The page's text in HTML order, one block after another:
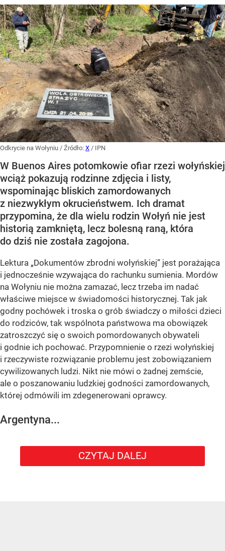
Odkrycie na Wołyniu / Źródło: X / IPN
W Buenos Aires potomkowie ofiar rzezi wołyńskiej
wciąż pokazują rodzinne zdjęcia i listy,
wspominając bliskich zamordowanych
z niezwykłym okrucieństwem. Ich dramat
przypomina, że dla wielu rodzin Wołyń nie jest
historią zamkniętą, lecz bolesną raną, która
do dziś nie została zagojona.
Lektura „Dokumentów zbrodni wołyńskiej” jest porażająca
i jednocześnie wzywająca do rachunku sumienia. Mordów
na Wołyniu nie można zamazać, lecz trzeba im nadać
właściwe miejsce w świadomości historycznej. Tak jak
godny pochówek i troska o grób świadczy o miłości dzieci
do rodziców, tak wspólnota państwowa ma obowiązek
zatroszczyć się o swoich pomordowanych obywateli
i godnie ich pochować. Przypomnienie o rzezi wołyńskiej
i rzeczywiste rozwiązanie problemu jest zobowiązaniem
cywilizowanych ludzi. Nikt nie mówi o żadnej zemście,
ale o poszanowaniu ludzkiej godności zamordowanych,
której odmówili im zdegenerowani oprawcy.
Argentyna...
CZYTAJ DALEJ